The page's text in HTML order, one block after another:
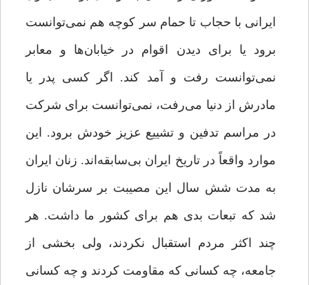
ایرانی با حجاب تا حمام سر کوچه هم نمی‌توانست
برود یا برای دیدن اقوام در خیابان‌ها و معابر
نمی‌توانست رفت و آمد کند. اگر کسی پدر یا
مادرش از دنیا می‌رفت، نمی‌توانست برای شرکت
در مراسم تدفین و تشییع عزیز خودش برود. این
موارد واقعاً در تاریخ ایران بی‌سابقه‌اند. زنان ایران
به مدت شش سال این مصیبت بر سرشان نازل
شد که تبعات بدی هم برای کشور ما داشت. هر
چند اکثر مردم استقبال نکردند، ولی بخشی از
جامعه، چه کسانی که مقاومت کردند و چه کسانی